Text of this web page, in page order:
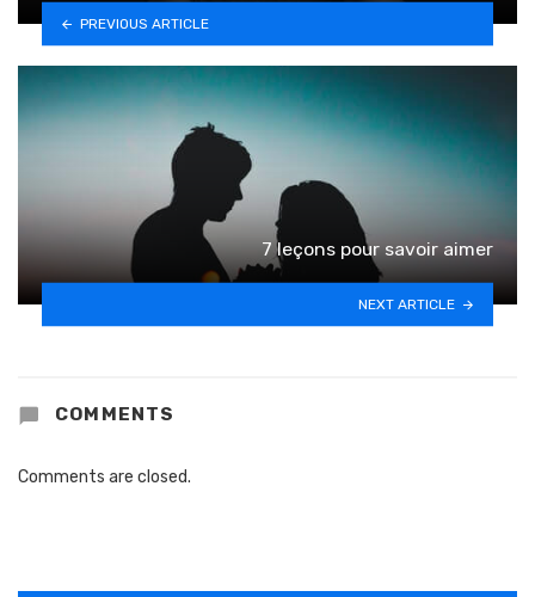
PREVIOUS ARTICLE
7 leçons pour savoir aimer
NEXT ARTICLE
COMMENTS
Comments are closed.